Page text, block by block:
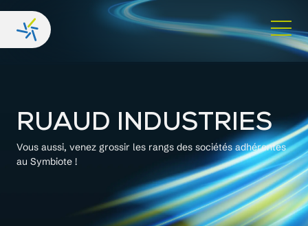
RUAUD INDUSTRIES
Vous aussi, venez grossir les rangs des sociétés adhérentes
au Symbiote !